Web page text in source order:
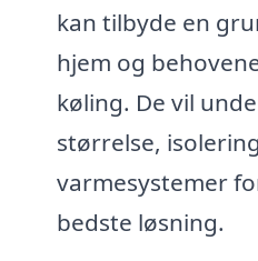
kan tilbyde en
hjem og
køling. De vil
størrelse,
varmesystemer
bedste løsning.